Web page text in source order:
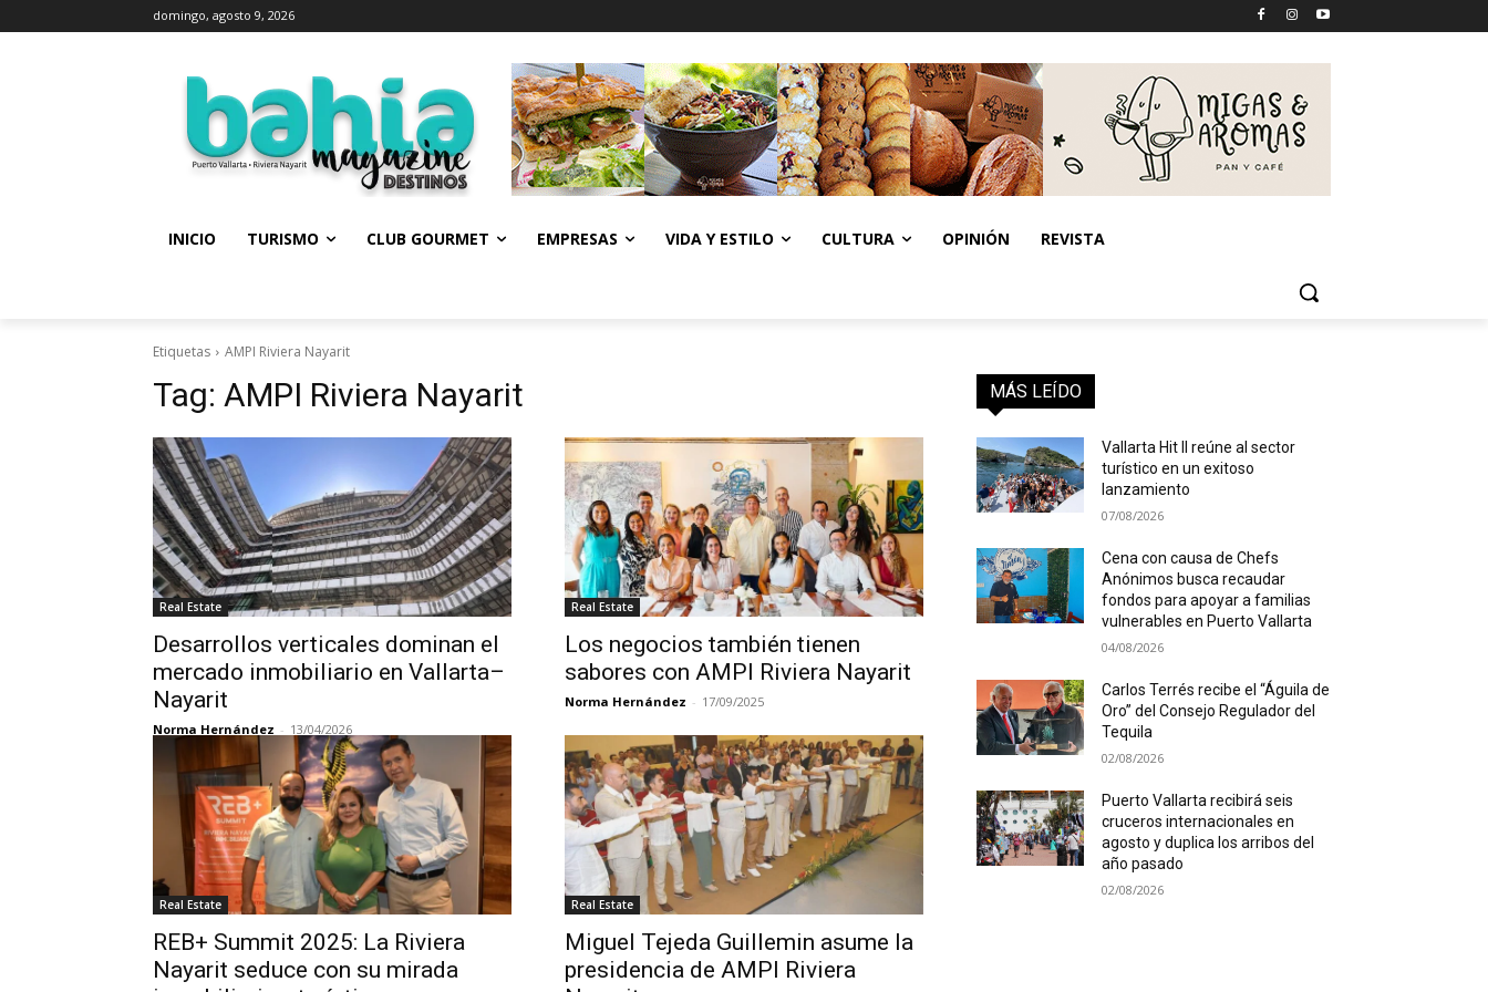
domingo, agosto 9, 2026
INICIO TURISMO CLUB GOURMET EMPRESAS VIDA Y ESTILO CULTURA OPINIÓN REVISTA
Etiquetas AMPI Riviera Nayarit
Tag: AMPI Riviera Nayarit
Real Estate
Desarrollos verticales dominan el
mercado inmobiliario en Vallarta–
Nayarit
Norma Hernández - 13/04/2026
Real Estate
Los negocios también tienen
sabores con AMPI Riviera Nayarit
Norma Hernández - 17/09/2025
Real Estate
REB+ Summit 2025: La Riviera
Nayarit seduce con su mirada
Real Estate
Miguel Tejeda Guillemin asume la
presidencia de AMPI Riviera
MÁS LEÍDO
Vallarta Hit II reúne al sector
turístico en un exitoso
lanzamiento
07/08/2026
Cena con causa de Chefs
Anónimos busca recaudar
fondos para apoyar a familias
vulnerables en Puerto Vallarta
04/08/2026
Carlos Terrés recibe el “Águila de
Oro” del Consejo Regulador del
Tequila
02/08/2026
Puerto Vallarta recibirá seis
cruceros internacionales en
agosto y duplica los arribos del
año pasado
02/08/2026